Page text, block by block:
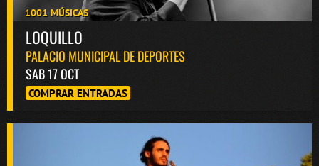
1001 MÚSICAS
LOQUILLO
PALACIO MUNICIPAL DE DEPORTES
SAB 17 OCT
COMPRAR ENTRADAS